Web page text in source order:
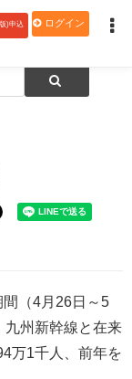
)申込 ログイン
（4月26日～5
九州新幹線と在来
万1千人、前年を